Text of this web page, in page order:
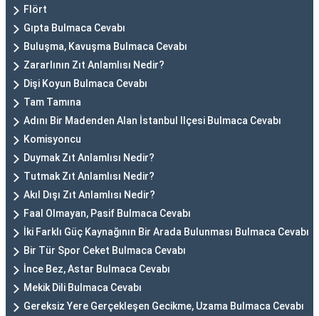
Flört
Gıpta Bulmaca Cevabı
Buluşma, Kavuşma Bulmaca Cevabı
Zararlının Zıt Anlamlısı Nedir?
Dişi Koyun Bulmaca Cevabı
Tam Tamına
Adını Bir Madenden Alan İstanbul Ilçesi Bulmaca Cevabı
Komisyoncu
Duymak Zıt Anlamlısı Nedir?
Tutmak Zıt Anlamlısı Nedir?
Akıl Dışı Zıt Anlamlısı Nedir?
Faal Olmayan, Pasif Bulmaca Cevabı
İki Farklı Güç Kaynağının Bir Arada Bulunması Bulmaca Cevabı
Bir Tür Spor Ceket Bulmaca Cevabı
İnce Bez, Astar Bulmaca Cevabı
Mekik Dili Bulmaca Cevabı
Gereksiz Yere Gerçekleşen Gecikme, Uzama Bulmaca Cevabı